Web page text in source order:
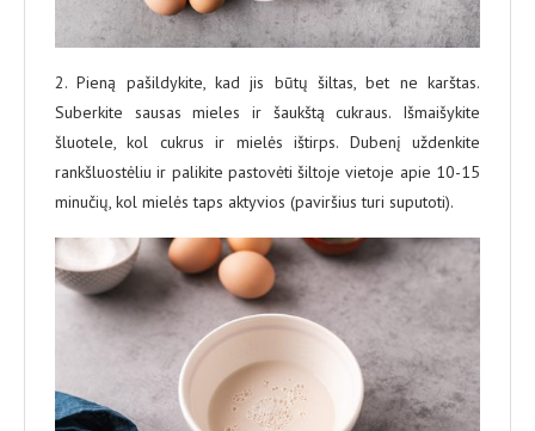
2. Pieną pašildykite, kad jis būtų šiltas, bet ne karštas.
Suberkite sausas mieles ir šaukštą cukraus. Išmaišykite
šluotele, kol cukrus ir mielės ištirps. Dubenį uždenkite
rankšluostėliu ir palikite pastovėti šiltoje vietoje apie 10-15
minučių, kol mielės taps aktyvios (paviršius turi suputoti).